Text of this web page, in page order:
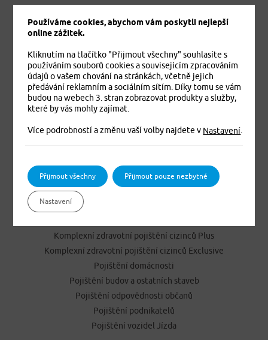
Jistíme vás. To je jisté
Cestovní pojištění
Dětské úrazové pojištění MEDVÍDEK
Komplexní zdravotní pojištění cizinců Plus
Komplexní zdravotní pojištění cizinců Exclusive
Pojištění domácnosti
Pojištění budov a ostatních staveb
Pojištění odpovědnosti občanů
Pojištění podnikatelů
Pojištění vozidel Jízda
Používáme cookies, abychom vám poskytli nejlepší
online zážitek.
Kliknutím na tlačítko "Přijmout všechny" souhlasíte s
používáním souborů cookies a souvisejícím zpracováním
údajů o vašem chování na stránkách, včetně jejich
předávání reklamním a sociálním sítím. Díky tomu se vám
budou na webech 3. stran zobrazovat produkty a služby,
které by vás mohly zajímat.
Více podrobností a změnu vaší volby najdete v Nastavení
Přijmout všechny Přijmout pouze nezbytné
Nastavení